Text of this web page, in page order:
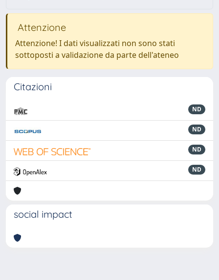
Attenzione
Attenzione! I dati visualizzati non sono stati
sottoposti a validazione da parte dell'ateneo
Citazioni
ND
ND
ND
ND
social impact